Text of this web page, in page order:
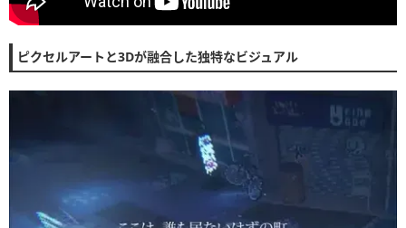
ピクセルアートと3Dが融合した独特なビジュアル